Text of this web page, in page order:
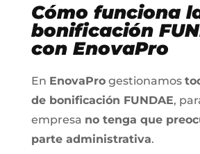
Cómo funciona
bonificación
con EnovaPro
En EnovaProgestionamos
de bonificación FUNDAE,
empresa no tenga que
parte administrativa.